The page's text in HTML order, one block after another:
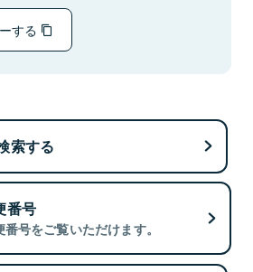
する
索する
番号
号をご覧いただけます。